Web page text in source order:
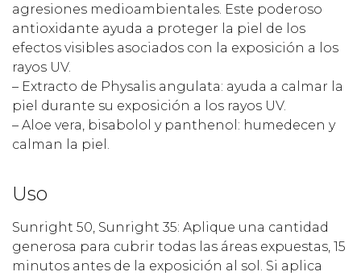
agresiones medioambientales. Este poderoso
antioxidante ayuda a proteger la piel de los
efectos visibles asociados con la exposición a los
rayos UV.
– Extracto de Physalis angulata: ayuda a calmar la
piel durante su exposición a los rayos UV.
– Aloe vera, bisabolol y panthenol: humedecen y
calman la piel.
Uso
Sunright 50, Sunright 35: Aplique una cantidad
generosa para cubrir todas las áreas expuestas, 15
minutos antes de la exposición al sol. Si aplica